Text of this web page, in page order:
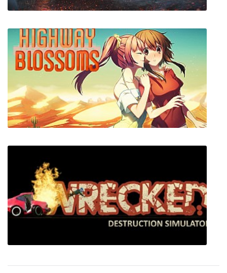
Arms Trade Tycoon: Tanks
Highway Blossoms